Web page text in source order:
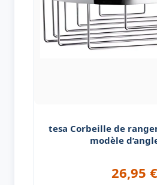
tesa Corbeille de
modèle
26,95 €